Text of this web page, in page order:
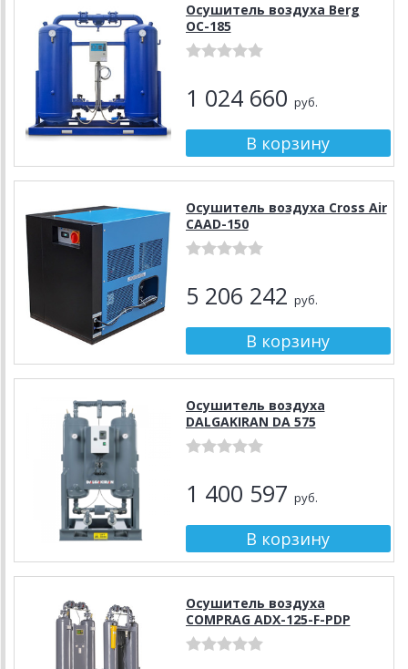
Осушитель воздуха Berg
ОС-185
1 024 660 руб.
Осушитель воздуха Cross Air
CAAD-150
5 206 242 руб.
Осушитель воздуха
DALGAKIRAN DA 575
1 400 597 руб.
Осушитель воздуха
COMPRAG ADX-125-F-PDP